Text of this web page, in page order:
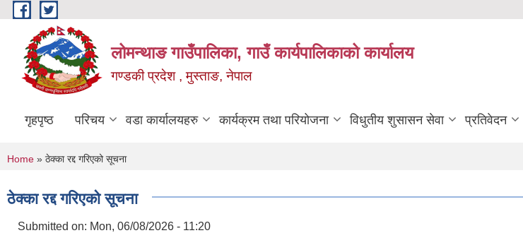
Skip to main content
लोमन्थाङ गाउँपालिका, गाउँ कार्यपालिकाको कार्यालय
गण्डकी प्रदेश , मुस्ताङ, नेपाल
गृहपृष्ठ परिचय वडा कार्यालयहरु कार्यक्रम तथा परियोजना विधुतीय शुसासन सेवा प्रतिवेदन
You are here
Home » ठेक्का रद्द गरिएको सूचना
ठेक्का रद्द गरिएको सूचना
Submitted on: Mon, 06/08/2026 - 11:20